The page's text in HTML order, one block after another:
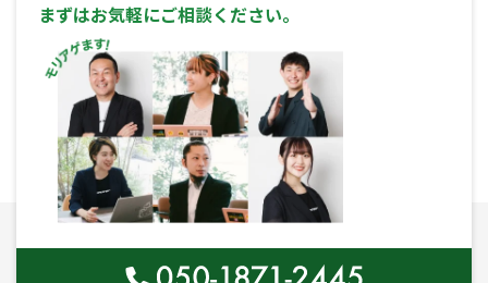
まずはお気軽にご相談ください。